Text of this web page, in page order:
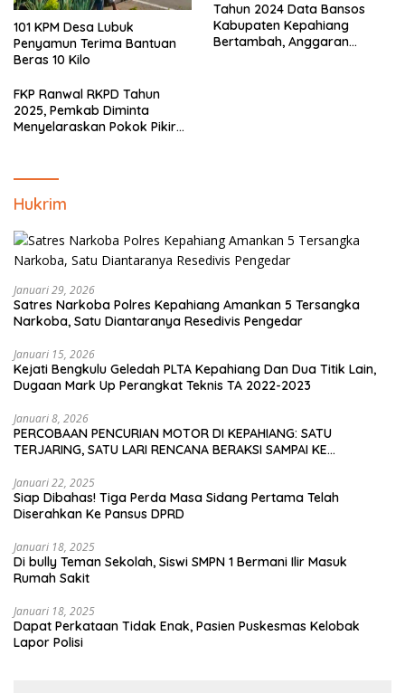
101 KPM Desa Lubuk
Penyamun Terima Bantuan
Beras 10 Kilo
Tahun 2024 Data Bansos
Kabupaten Kepahiang
Bertambah, Anggaran
FKP Ranwal RKPD Tahun
2025, Pemkab Diminta
Menyelaraskan Pokok Pikiran
Hukrim
Januari 29, 2026
Satres Narkoba Polres Kepahiang Amankan 5 Tersangka
Narkoba, Satu Diantaranya Resedivis Pengedar
Januari 15, 2026
Kejati Bengkulu Geledah PLTA Kepahiang Dan Dua Titik Lain,
Dugaan Mark Up Perangkat Teknis TA 2022-2023
Januari 8, 2026
PERCOBAAN PENCURIAN MOTOR DI KEPAHIANG: SATU
TERJARING, SATU LARI RENCANA BERAKSI SAMPAI KE
Januari 22, 2025
Siap Dibahas! Tiga Perda Masa Sidang Pertama Telah
Diserahkan Ke Pansus DPRD
Januari 18, 2025
Di bully Teman Sekolah, Siswi SMPN 1 Bermani Ilir Masuk
Rumah Sakit
Januari 18, 2025
Dapat Perkataan Tidak Enak, Pasien Puskesmas Kelobak
Lapor Polisi